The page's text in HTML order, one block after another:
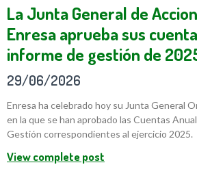
La Junta General de
Enresa aprueba sus
informe de gestión de
29/06/2026
Enresa ha celebrado hoy su Junta General
en la que se han aprobado las Cuentas
Gestión correspondientes al ejercicio 2025.
View complete post